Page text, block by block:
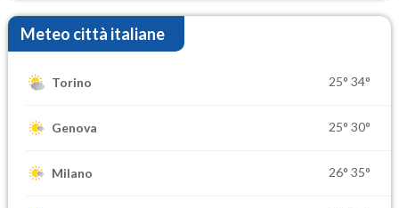
Meteo città italiane
Torino 25° 34°
Genova 25° 30°
Milano 26° 35°